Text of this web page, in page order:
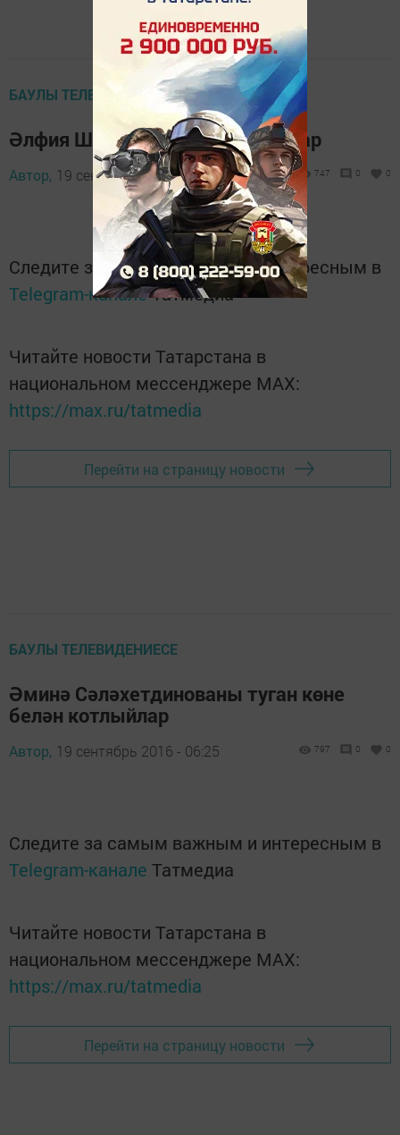
БАУЛЫ ТЕЛЕВИДЕНИЕСЕ
Әлфия Шәһвәлиеваны котлыйлар
Автор, 19 сентябрь 2016 - 06:26 747 0 0
Следите за самым важным и интересным в
Telegram-каналеТатмедиа
Читайте новости Татарстана в
национальном мессенджере MАХ:
https://max.ru/tatmedia
Перейти на страницу новости
БАУЛЫ ТЕЛЕВИДЕНИЕСЕ
Әминә Сәләхетдинованы туган көне
белән котлыйлар
Автор, 19 сентябрь 2016 - 06:25 797 0 0
Следите за самым важным и интересным в
Telegram-канале Татмедиа
Читайте новости Татарстана в
национальном мессенджере MАХ:
https://max.ru/tatmedia
Перейти на страницу новости